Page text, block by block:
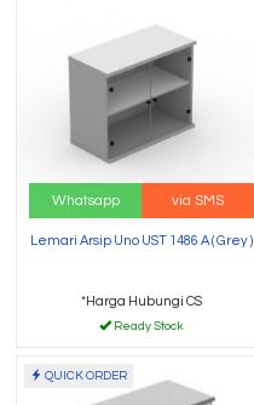
Whatsapp via SMS
Lemari Arsip Uno UST 1486 A ( Grey )
*Harga Hubungi CS
Ready Stock
QUICK ORDER